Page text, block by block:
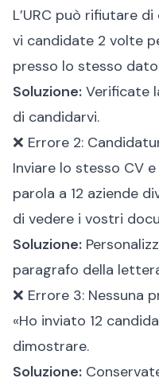
L’URC può rifiutare
vi candidate 2 volte
presso lo stesso
Soluzione: Verificate
di candidarvi.
❌ Errore 2:
Inviare lo stesso CV
parola a 12 aziende
di vedere i vostri
Soluzione:
paragrafo della
❌ Errore 3: Nessuna
«Ho inviato 12
dimostrare.
Soluzione: